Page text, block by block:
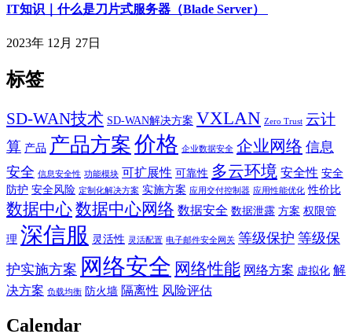
IT知识｜什么是刀片式服务器（Blade Server）
2023年 12月 27日
标签
SD-WAN技术 SD-WAN解决方案 VXLAN Zero Trust 云计
算 产品 产品方案价格 企业数据安全 企业网络 信息
安全 信息安全性 功能模块 可扩展性 可靠性 多云环境 安全性 安全
防护 安全风险 定制化解决方案 实施方案 应用交付控制器 应用性能优化 性价比
数据中心数据中心网络 数据安全 数据泄露 方案 权限管
理 深信服 灵活性 灵活配置 电子邮件安全网关 等级保护 等级保
护实施方案 网络安全 网络性能 网络方案 虚拟化 解
决方案 负载均衡 防火墙 隔离性 风险评估
Calendar